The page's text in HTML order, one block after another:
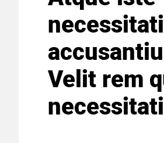
Velit rem